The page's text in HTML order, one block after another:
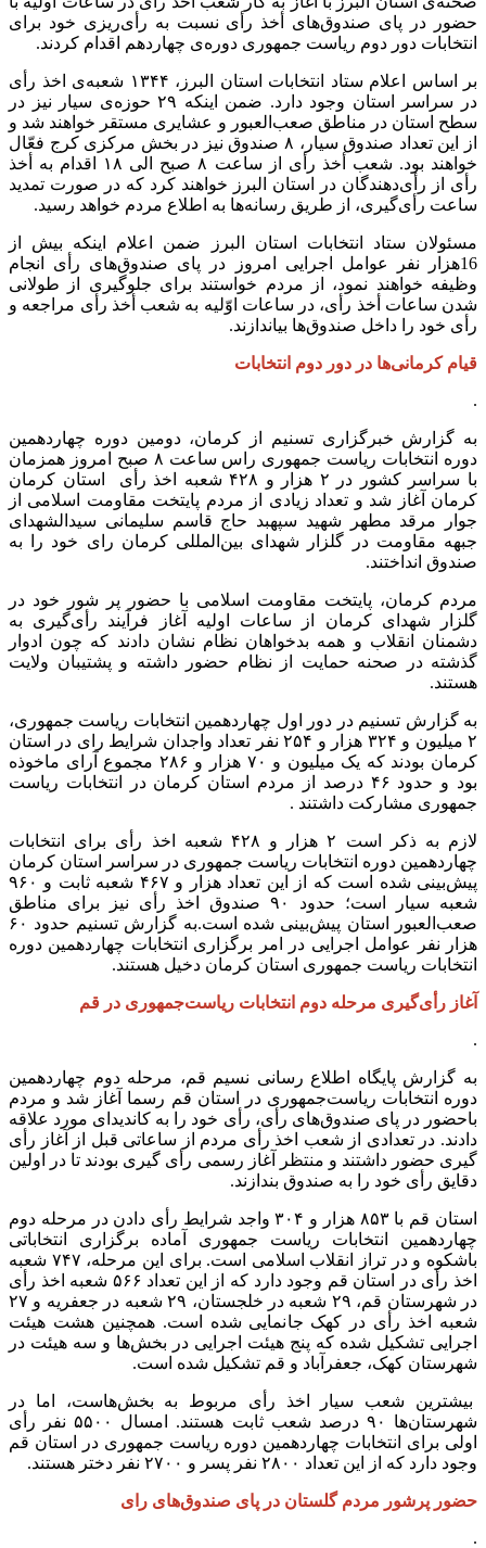
حضور در پای صندوق‌های أخذ رأی نسبت به ر‌أی‌ریزی خود برای
انتخابات دور دوم ریاست جمهوری دوره‌ی چهاردهم اقدام کردند.
بر اساس اعلام ستاد انتخابات استان البرز، ۱۳۴۴ شعبه‌ی اخذ رأی
در سراسر استان وجود دارد. ضمن اینکه ۲۹ حوزه‌ی سیار نیز در
سطح استان در مناطق صعب‌العبور و عشایری مستقر خواهند شد و
از این تعداد صندوق سیار، ۸ صندوق نیز در بخش مرکزی کرج فعّال
خواهند بود. شعب أخذ رأی از ساعت ۸ صبح الی ۱۸ اقدام به أخذ
رأی از رأی‌دهندگان در استان البرز خواهند کرد که در صورت تمدید
ساعت رأی‌گیری، از طریق رسانه‌ها به اطلاع مردم خواهد رسید.
مسئولان ستاد انتخابات استان البرز ضمن اعلام اینکه بیش از
16هزار نفر عوامل اجرایی امروز در پای صندوق‌های رأی انجام
وظیفه خواهند نمود، از مردم خواستند برای جلوگیری از طولانی
شدن ساعات أخذ رأی، در ساعات اوّلیه به شعب أخذ رأی مراجعه و
رأی خود را داخل صندوق‌ها بیاندازند.
قیام کرمانی‌ها در دور دوم انتخابات
.
به گزارش خبرگزاری تسنیم از کرمان، دومین دوره چهاردهمین
دوره انتخابات ریاست جمهوری راس ساعت ۸ صبح امروز همزمان
با سراسر کشور در ۲ هزار و ۴۲۸ شعبه اخذ رأی استان کرمان
کرمان آغاز شد و تعداد زیادی از مردم پایتخت مقاومت اسلامی از
جوار مرقد مطهر شهید سپهبد حاج قاسم سلیمانی سیدالشهدای
جبهه مقاومت در گلزار شهدای بین‌المللی کرمان رای خود را به
صندوق انداختند.
مردم کرمان، پایتخت مقاومت اسلامی با حضور پر شور خود در
گلزار شهدای کرمان از ساعات اولیه آغاز فرآیند رأی‌گیری به
دشمنان انقلاب و همه بدخواهان نظام نشان دادند که چون ادوار
گذشته در صحنه حمایت از نظام حضور داشته و پشتیبان ولایت
هستند.
به گزارش تسنیم در دور اول چهاردهمین انتخابات ریاست جمهوری،
۲ میلیون و ۳۲۴ هزار و ۲۵۴ نفر تعداد واجدان شرایط رای در استان
کرمان بودند که یک میلیون و ۷۰ هزار و ۲۸۶ مجموع آرای ماخوذه
بود و حدود ۴۶ درصد از مردم استان کرمان در انتخابات ریاست
جمهوری مشارکت داشتند .
لازم به ذکر است ۲ هزار و ۴۲۸ شعبه اخذ رأی برای انتخابات
چهاردهمین دوره انتخابات ریاست جمهوری در سراسر استان کرمان
پیش‌بینی شده است که از این تعداد هزار و ۴۶۷ شعبه ثابت و ۹۶۰
شعبه سیار است؛ حدود ۹۰ صندوق اخذ رأی نیز برای مناطق
صعب‌العبور استان پیش‌بینی شده است.به گزارش تسنیم حدود ۶۰
هزار نفر عوامل اجرایی در امر برگزاری انتخابات چهاردهمین دوره
انتخابات ریاست جمهوری استان کرمان دخیل هستند.
آغاز رأی‌گیری مرحله دوم انتخابات ریاست‌جمهوری در قم
.
به گزارش پایگاه اطلاع رسانی نسیم قم، مرحله دوم چهاردهمین
دوره انتخابات ریاست‌جمهوری در استان قم رسما آغاز شد و مردم
باحضور در پای صندوق‌های رأی، رأی خود را به کاندیدای مورد علاقه
دادند. در تعدادی از شعب اخذ رأی مردم از ساعاتی قبل از آغاز رأی
گیری حضور داشتند و منتظر آغاز رسمی‌ رأی گیری بودند تا در اولین
دقایق رأی خود را به صندوق بندازند.
استان قم با ۸۵۳ هزار و ۳۰۴ واجد شرایط رأی دادن در مرحله دوم
چهاردهمین انتخابات ریاست جمهوری آماده برگزاری انتخاباتی
باشکوه و در تراز انقلاب اسلامی است. برای این مرحله، ۷۴۷ شعبه
اخذ رأی در استان قم وجود دارد که از این تعداد ۵۶۶ شعبه اخذ رأی
در شهرستان قم، ۲۹ شعبه در خلجستان، ۲۹ شعبه در جعفریه و ۲۷
شعبه اخذ رأی در کهک جانمایی شده است. همچنین هشت هیئت‌
اجرایی تشکیل شده که پنج هیئت اجرایی در بخش‌ها و سه هیئت در
شهرستان‌ کهک، جعفرآباد و قم تشکیل شده است.
بیشترین شعب سیار اخذ رأی مربوط به بخش‌هاست، اما در
شهرستان‌ها ۹۰ درصد شعب ثابت هستند. امسال ۵۵۰۰ نفر رأی
اولی برای انتخابات چهاردهمین دوره ریاست جمهوری در استان قم
وجود دارد که از این تعداد ۲۸۰۰ نفر پسر و ۲۷۰۰ نفر دختر هستند.
حضور پرشور مردم گلستان در پای صندوق‌های رای
.